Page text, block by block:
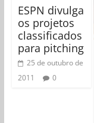
ESPN divulga
os projetos
classificados
para pitching
25 de outubro de
2011
0